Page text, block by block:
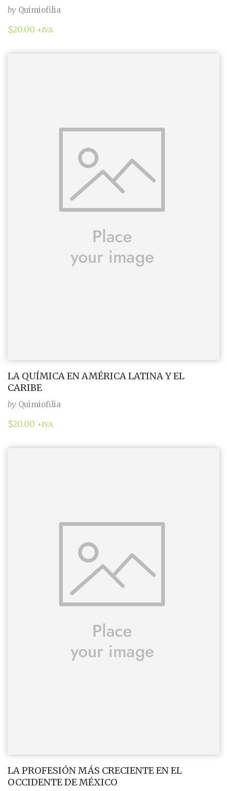
by Quimiofilia
$20.00 +IVA
LA QUÍMICA EN AMÉRICA LATINA Y EL
CARIBE
by Quimiofilia
$20.00 +IVA
LA PROFESIÓN MÁS CRECIENTE EN EL
OCCIDENTE DE MÉXICO